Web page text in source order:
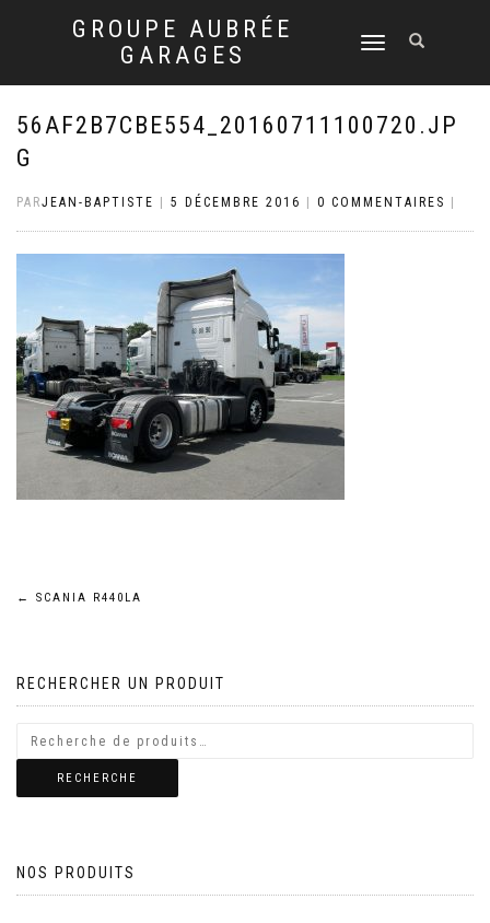
GROUPE AUBRÉE
GARAGES
DÉPLIER
NAVIGATION
56AF2B7CBE554_20160711100720.JP
G
PARJEAN-BAPTISTE 5 DÉCEMBRE 2016 0 COMMENTAIRES
Navigation
l’article
← SCANIA R440LA
RECHERCHER UN PRODUIT
RECHERCHE
NOS PRODUITS